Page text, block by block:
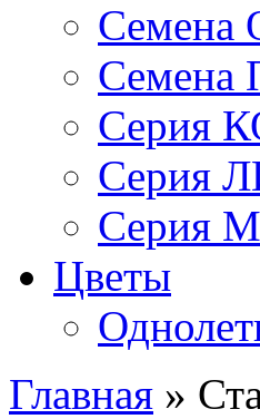
Семена
Серия
Серия
Серия
Цветы
Главная »